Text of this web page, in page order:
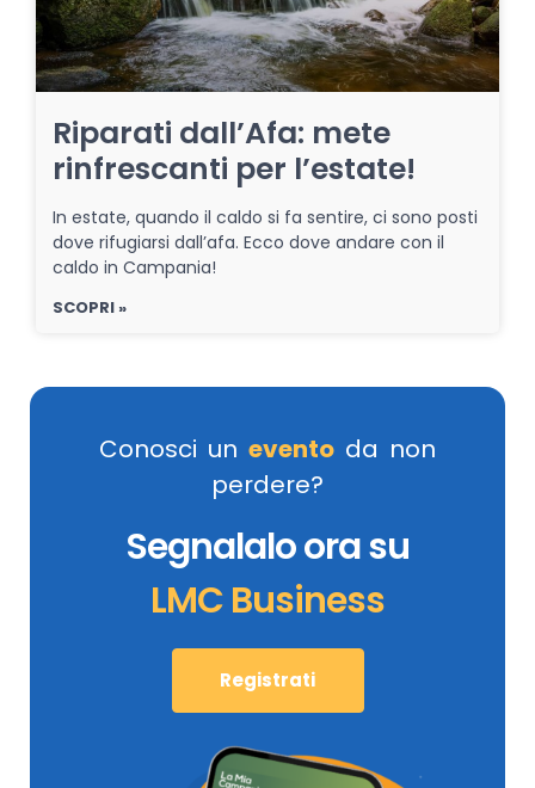
Riparati dall’Afa: mete
rinfrescanti per l’estate!
In estate, quando il caldo si fa sentire, ci sono posti
dove rifugiarsi dall’afa. Ecco dove andare con il
caldo in Campania!
SCOPRI »
Conosci un evento da non
perdere?
Segnalalo ora su
LMC Business
Registrati